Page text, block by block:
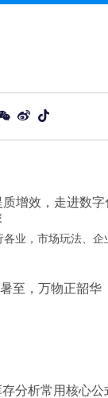
质增效，走进数
业，市场玩法、企
至，万物正韶华
分析常用核心公